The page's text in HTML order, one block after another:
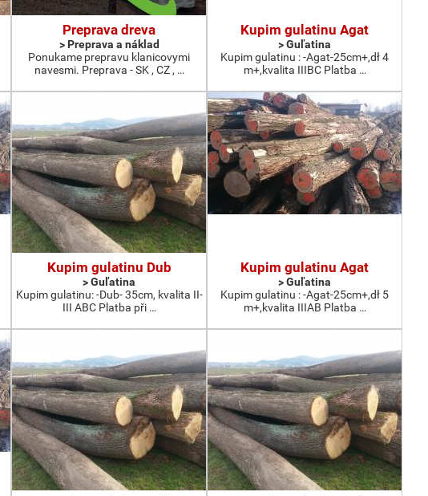
Preprava dreva
> Preprava a náklad
Ponukame prepravu klanicovymi
navesmi. Preprava - SK , CZ , …
Kupim gulatinu Agat
> Guľatina
Kupim gulatinu : -Agat-25cm+,dł 4
m+,kvalita IIIBC Platba …
Kupim gulatinu Dub
> Guľatina
Kupim gulatinu: -Dub- 35cm, kvalita II-
III ABC Platba při …
Kupim gulatinu Agat
> Guľatina
Kupim gulatinu : -Agat-25cm+,dł 5
m+,kvalita IIIAB Platba …